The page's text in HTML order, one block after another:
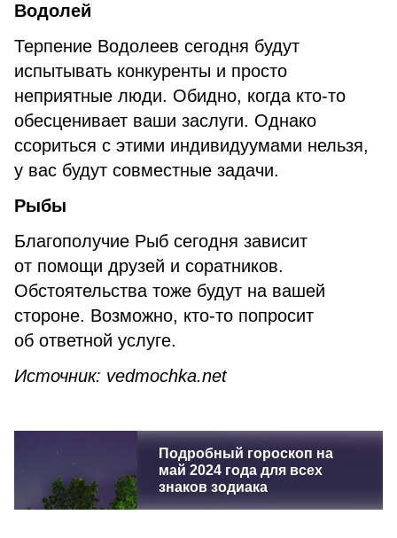
Водолей
Терпение Водолеев сегодня будут
испытывать конкуренты и просто
неприятные люди. Обидно, когда кто-то
обесценивает ваши заслуги. Однако
ссориться с этими индивидуумами нельзя,
у вас будут совместные задачи.
Рыбы
Благополучие Рыб сегодня зависит
от помощи друзей и соратников.
Обстоятельства тоже будут на вашей
стороне. Возможно, кто-то попросит
об ответной услуге.
Источник: vedmochka.net
Подробный гороскоп на
май 2024 года для всех
знаков зодиака